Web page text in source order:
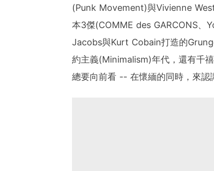
(Punk Movement)與Vivienne
本3傑(COMME des GARCONS
Jacobs與Kurt Cobain打造的
約主義(Minimalism)年代，還有千
總要向前看 -- 在懷緬的同時，來認